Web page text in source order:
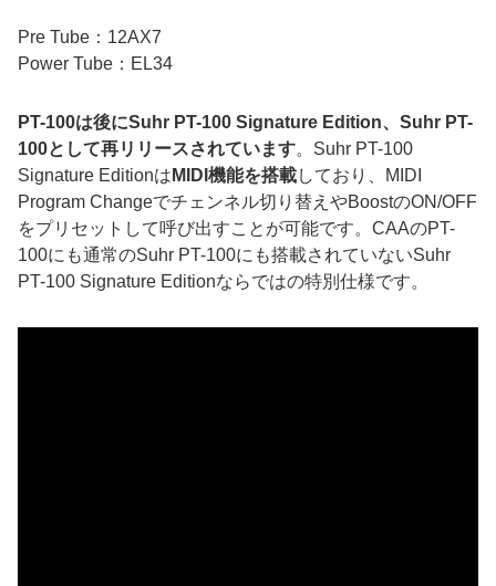
Pre Tube：12AX7
Power Tube：EL34
PT-100は後にSuhr PT-100 Signature Edition、Suhr PT-
100として再リリースされています。Suhr PT-100
Signature Editionは MIDI機能を搭載しており、MIDI
Program Changeでチェンネル切り替えやBoostのON/OFF
をプリセットして呼び出すことが可能です。CAAのPT-
100にも通常のSuhr PT-100にも搭載されていないSuhr
PT-100 Signature Editionならではの特別仕様です。